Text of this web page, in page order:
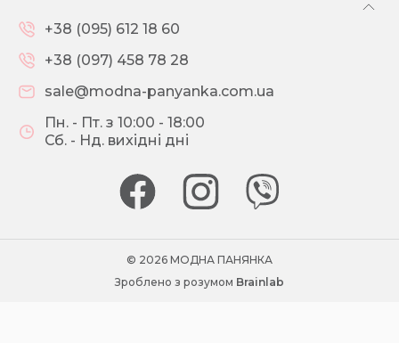
+38 (095) 612 18 60
+38 (097) 458 78 28
sale@modna-panyanka.com.ua
Пн. - Пт. з 10:00 - 18:00
Сб. - Нд. вихідні дні
© 2026 МОДНА ПАНЯНКА
Зроблено з розумом Brainlab